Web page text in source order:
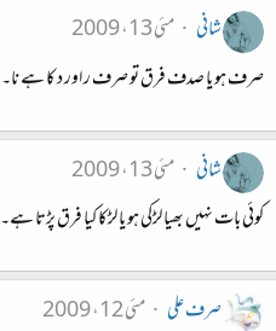
شانی
مئی 13، 2009
صرف ہو یا صدف فرق تو صرف ر اور د کا ہے نا۔
شانی
مئی 13، 2009
کوئی بات نہیں بھیا لڑکی ہو یا لڑکا کیا فرق پڑتا ہے۔
صرف علی
مئی 12، 2009